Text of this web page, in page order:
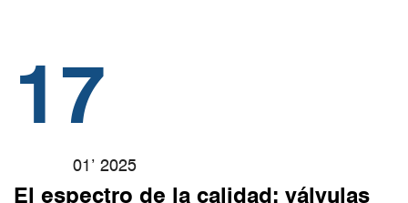
17
01’ 2025
El espectro de la calidad: válvulas